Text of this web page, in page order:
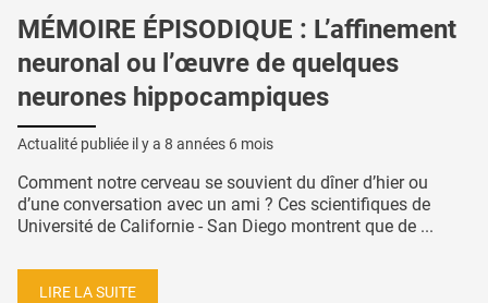
MÉMOIRE ÉPISODIQUE : L’affinement
neuronal ou l’œuvre de quelques
neurones hippocampiques
Actualité publiée il y a 8 années 6 mois
Comment notre cerveau se souvient du dîner d’hier ou
d’une conversation avec un ami ? Ces scientifiques de
Université de Californie - San Diego montrent que de ...
LIRE LA SUITE